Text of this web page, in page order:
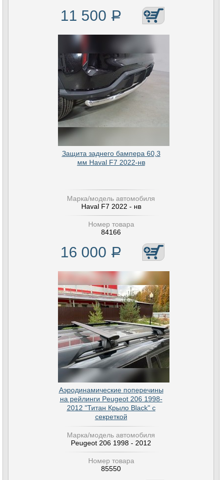
11 500 Р
Защита заднего бампера 60,3
мм Haval F7 2022-нв
Марка/модель автомобиля
Haval F7 2022 - нв
Номер товара
84166
16 000 Р
Аэродинамические поперечины
на рейлинги Peugeot 206 1998-
2012 "Титан Крыло Black" с
секреткой
Марка/модель автомобиля
Peugeot 206 1998 - 2012
Номер товара
85550